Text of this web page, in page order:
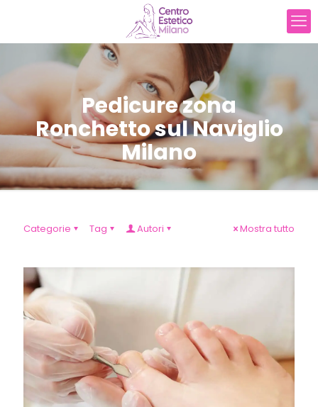
Pedicure zona
Ronchetto sul Naviglio
Milano
Categorie Tag Autori Mostra tutto